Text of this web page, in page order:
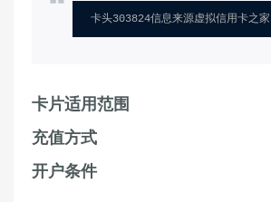
卡头303824信息来源虚拟信用卡之家
卡片适用范围
充值方式
开户条件